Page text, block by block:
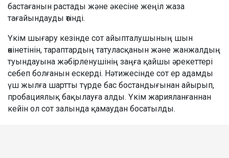
бастағанын растады және әкесіне жеңіл жаза
тағайындауды өтінді.
Үкім шығару кезінде сот айыпталушының шын
өкінетінін, тараптардың татуласқанын және жанжалдың
туындауына жәбірленушінің заңға қайшы әрекеттері
себеп болғанын ескерді. Нәтижесінде сот ер адамды
үш жылға шартты түрде бас бостандығынан айырып,
пробациялық бақылауға алды. Үкім жарияланғаннан
кейін ол сот залында қамаудан босатылды.